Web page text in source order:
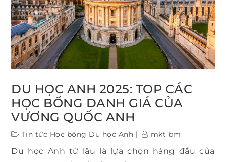
DU HỌC ANH 2025: TOP CÁC
HỌC BỔNG DANH GIÁ CỦA
VƯƠNG QUỐC ANH
Tin tức Học bổng Du học Anh mkt bm
Du học Anh từ lâu là lựa chọn hàng đầu của